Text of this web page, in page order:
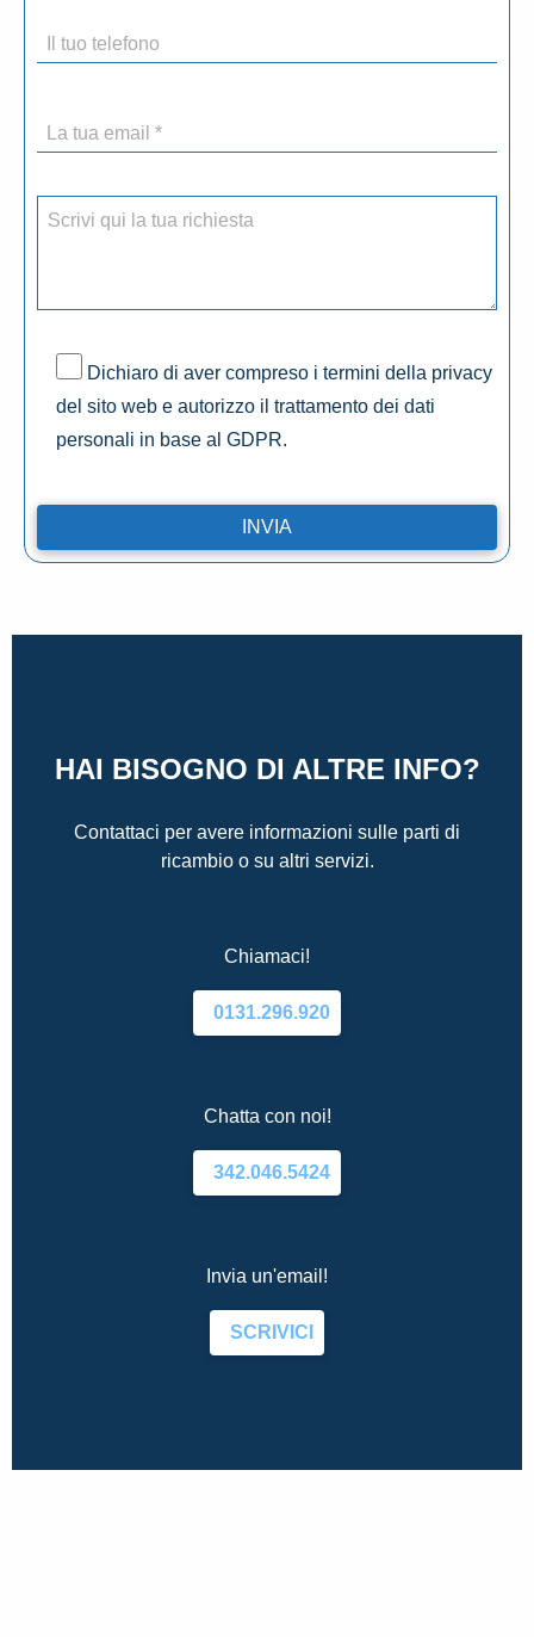
Dichiaro di aver compreso i termini della privacy
del sito web e autorizzo il trattamento dei dati
personali in base al GDPR.
HAI BISOGNO DI ALTRE INFO?
Contattaci per avere informazioni sulle parti di
ricambio o su altri servizi.
Chiamaci!
0131.296.920
Chatta con noi!
342.046.5424
Invia un'email!
SCRIVICI